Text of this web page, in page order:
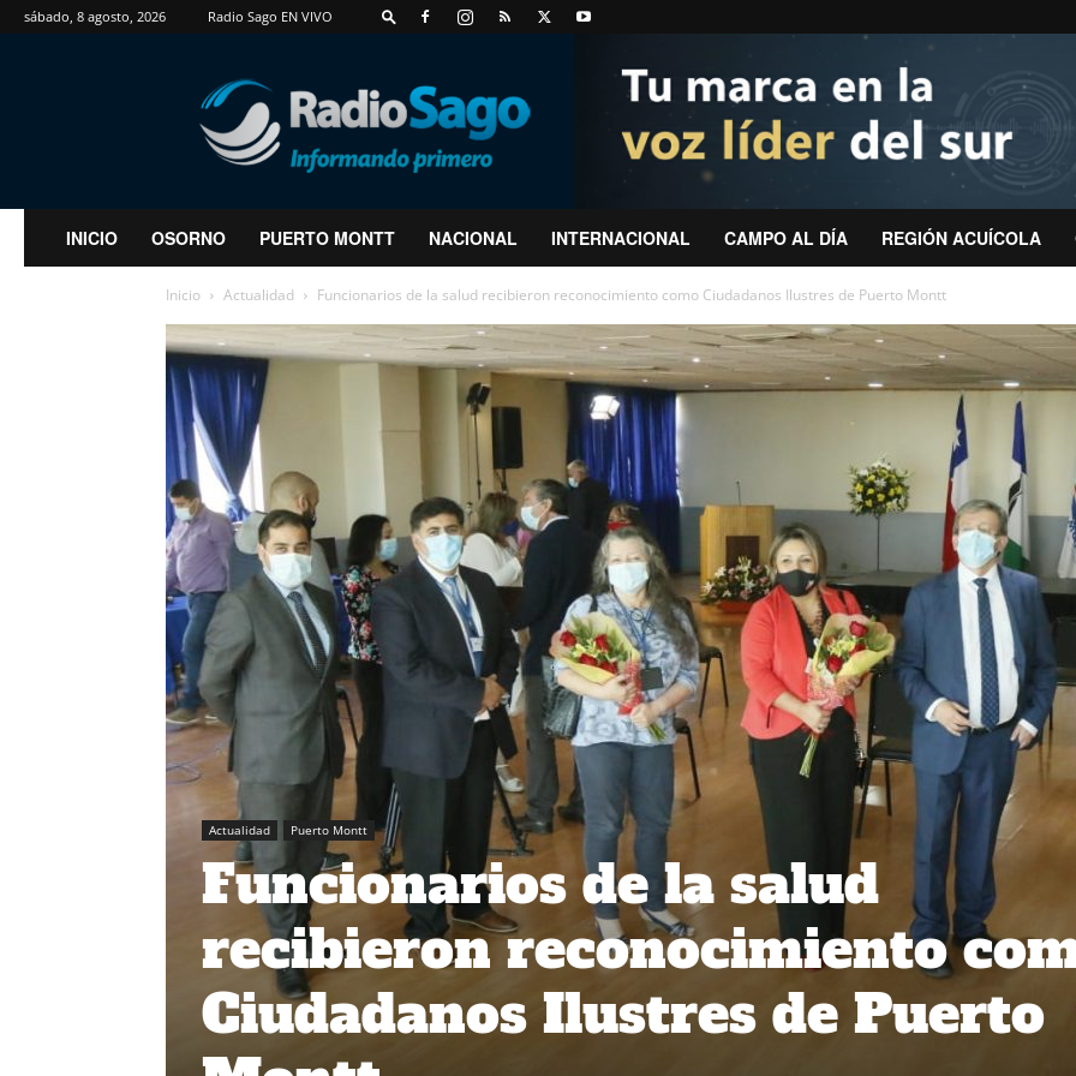
sábado, 8 agosto, 2026 Radio Sago EN VIVO
RadioSago
INICIO OSORNO PUERTO MONTT NACIONAL INTERNACIONAL CAMPO AL DÍA REGIÓN ACUÍCOLA
Inicio Actualidad Funcionarios de la salud recibieron reconocimiento como Ciudadanos Ilustres de Puerto Montt
Actualidad Puerto Montt
Funcionarios de la salud
recibieron reconocimiento
Ciudadanos Ilustres de Puerto